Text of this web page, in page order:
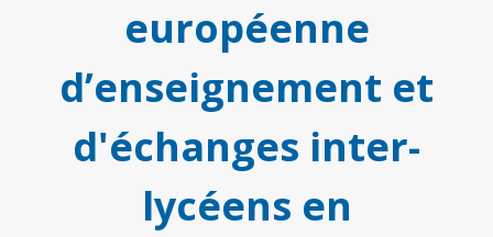
européenne
d’enseignement et
d'échanges inter-
lycéens en